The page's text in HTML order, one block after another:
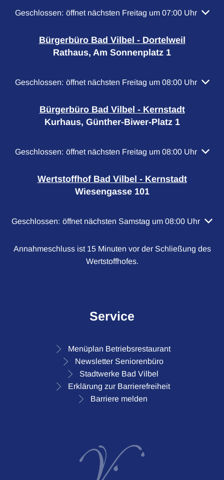
Klicken, um weitere Öffnungs- oder Schließzeiten
Geschlossen: öffnet nächsten Freitag um 07:00 Uhr
Bürgerbüro Bad Vilbel - Dortelweil
Rathaus, Am Sonnenplatz 1
Klicken, um weitere Öffnungs- oder Schließzeiten
Geschlossen: öffnet nächsten Freitag um 08:00 Uhr
Bürgerbüro Bad Vilbel - Kernstadt
Kurhaus, Günther-Biwer-Platz 1
Klicken, um weitere Öffnungs- oder Schließzeiten
Geschlossen: öffnet nächsten Freitag um 08:00 Uhr
Wertstoffhof Bad Vilbel - Kernstadt
Wiesengasse 101
Klicken, um weitere Öffnungs- oder Schließzeiten
Geschlossen: öffnet nächsten Samstag um 08:00 Uhr
Annahmeschluss ist 15 Minuten vor der Schließung des
Wertstoffhofes.
Service
Menüplan Betriebsrestaurant
Newsletter Seniorenbüro
Stadtwerke Bad Vilbel
Erklärung zur Barrierefreiheit
Barriere melden